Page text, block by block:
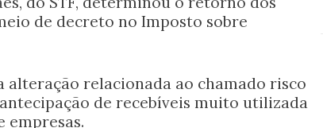
de decreto no Imposto sobre
alteração relacionada ao chamado risco
de recebíveis muito utilizada
empresas.